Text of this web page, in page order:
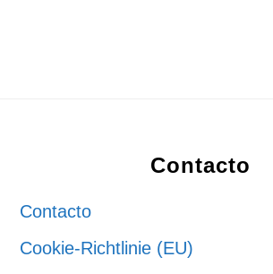
Contacto
Contacto
Cookie-Richtlinie (EU)